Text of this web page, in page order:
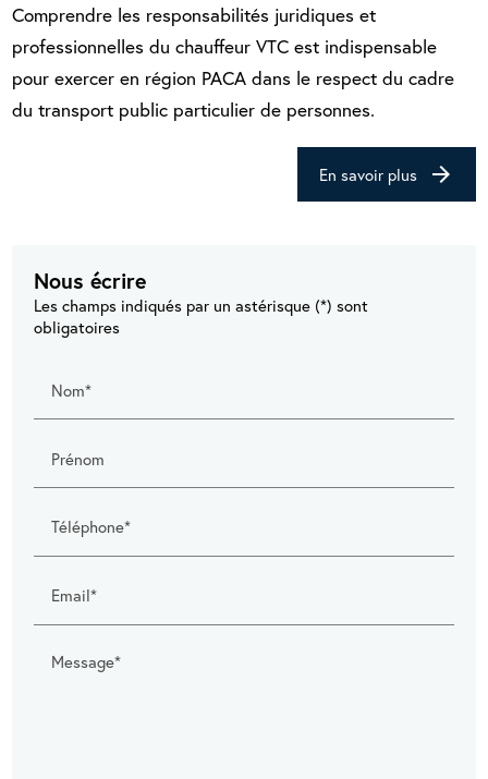
Comprendre les responsabilités juridiques et
professionnelles du chauffeur VTC est indispensable
pour exercer en région PACA dans le respect du cadre
du transport public particulier de personnes.
En savoir plus arrow_forward
Nous écrire
Les champs indiqués par un astérisque (*) sont
obligatoires
Nom*
Prénom
Téléphone*
Email*
Message*